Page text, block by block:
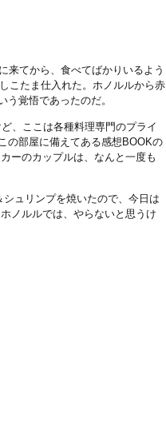
来てから、食べてばかりいるよう
こたま仕入れた。ホノルルから赤
覚悟であったのだ。
、ここは各種料理専門のプライ
の部屋に備えてある感想BOOKの
ーのカップルは、なんと一度も
ュリンプを焼いたので、今日は
ノルルでは、やらないと思うけ